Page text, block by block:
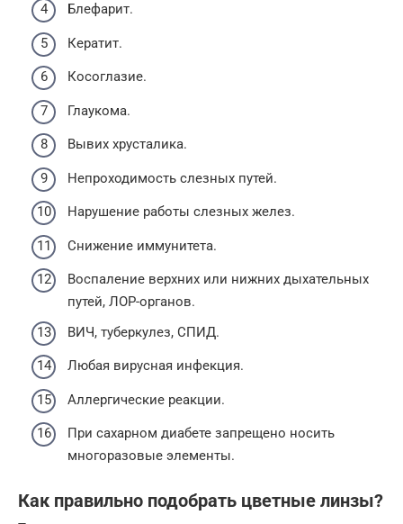
Блефарит.
Кератит.
Косоглазие.
Глаукома.
Вывих хрусталика.
Непроходимость слезных путей.
Нарушение работы слезных желез.
Снижение иммунитета.
Воспаление верхних или нижних дыхательных
путей, ЛОР-органов.
ВИЧ, туберкулез, СПИД.
Любая вирусная инфекция.
Аллергические реакции.
При сахарном диабете запрещено носить
многоразовые элементы.
Как правильно подобрать цветные линзы?